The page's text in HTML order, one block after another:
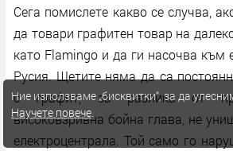
Сега помислете какво се случва,
да товари графитен товар на
като Flamingo и да ги насочва към
Русия. Щетите няма да са
с графит, за разлика от
високовзривна бойна глава, не
електроцентрала. Той само го
Ние използваме „бисквитки“, за да
Научете повече.